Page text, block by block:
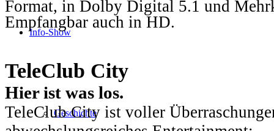
Info-Show
Geschichte
Format, in Dolby Digital 5.1 und
Empfangbar auch in HD.
TeleClub City
Hier ist was los.
TeleClub City ist voller